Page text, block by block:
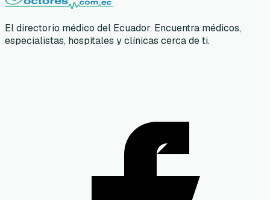
El directorio médico del Ecuador. Encuentra médicos,
especialistas, hospitales y clínicas cerca de ti.